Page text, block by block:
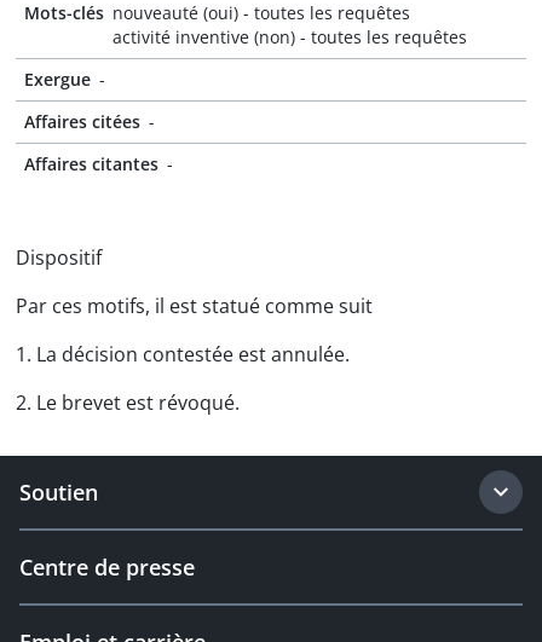
Mots-clés nouveauté (oui) - toutes les requêtes
activité inventive (non) - toutes les requêtes
Exergue -
Affaires citées -
Affaires citantes -
Dispositif
Par ces motifs, il est statué comme suit
1. La décision contestée est annulée.
2. Le brevet est révoqué.
Soutien
Centre de presse